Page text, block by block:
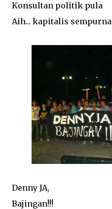
Konsultan politik pula
Aih... kapitalis sempurna
Denny JA,
Bajingan!!!